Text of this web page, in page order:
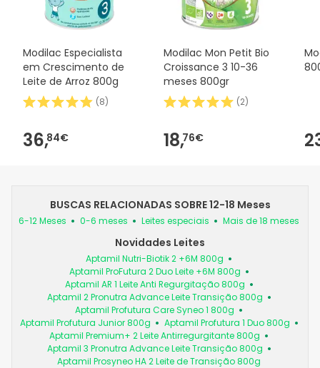
Modilac Especialista
em Crescimento de
Leite de Arroz 800g
(8)
36,84€
Modilac Mon Petit Bio
Croissance 3 10-36
meses 800gr
(2)
18,76€
BUSCAS RELACIONADAS SOBRE 12-18 Meses
6-12 Meses 0-6 meses Leites especiais Mais de 18 meses
Novidades Leites
Aptamil Nutri-Biotik 2 +6M 800g
Aptamil ProFutura 2 Duo Leite +6M 800g
Aptamil AR 1 Leite Anti Regurgitação 800g
Aptamil 2 Pronutra Advance Leite Transição 800g
Aptamil Profutura Care Syneo 1 800g
Aptamil Profutura Junior 800g
Aptamil Profutura 1 Duo 800g
Aptamil Premium+ 2 Leite Antirregurgitante 800g
Aptamil 3 Pronutra Advance Leite Transição 800g
Aptamil Prosyneo HA 2 Leite de Transição 800g